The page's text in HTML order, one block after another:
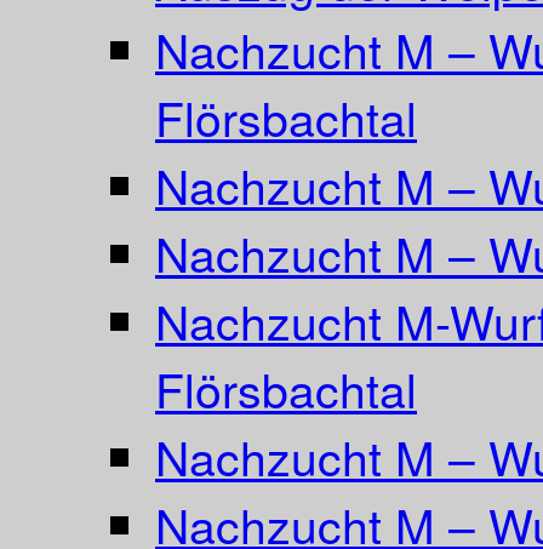
Nachzucht M –
Flörsbachtal
Nachzucht M –
Nachzucht M –
Nachzucht M-
Flörsbachtal
Nachzucht M –
Nachzucht M –